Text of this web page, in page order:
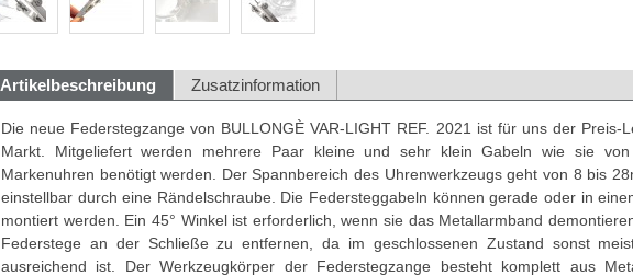
Artikelbeschreibung Zusatzinformation
Die neue Federstegzange von BULLONGÈ VAR-LIGHT REF. 2021 ist für uns der Preis-
Markt. Mitgeliefert werden mehrere Paar kleine und sehr klein Gabeln wie sie von
Markenuhren benötigt werden. Der Spannbereich des Uhrenwerkzeugs geht von 8 bis
einstellbar durch eine Rändelschraube. Die Federsteggabeln können gerade oder in
montiert werden. Ein 45° Winkel ist erforderlich, wenn sie das Metallarmband
Federstege an der Schließe zu entfernen, da im geschlossenen Zustand sonst
ausreichend ist. Der Werkzeugkörper der Federstegzange besteht komplett aus